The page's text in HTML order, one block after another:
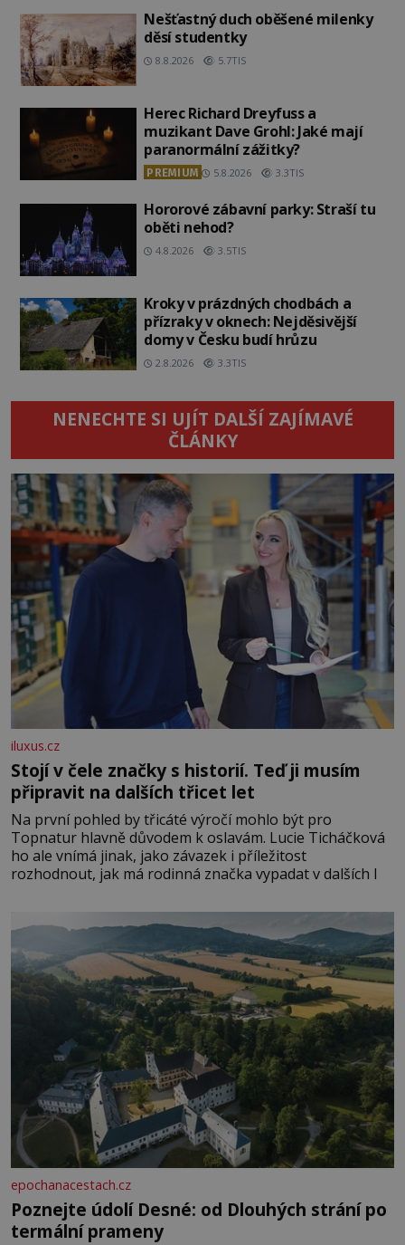
Nešťastný duch oběšené milenky
děsí studentky
8.8.2026 5.7TIS
Herec Richard Dreyfuss a
muzikant Dave Grohl: Jaké mají
paranormální zážitky?
PREMIUM 5.8.2026 3.3TIS
Hororové zábavní parky: Straší tu
oběti nehod?
4.8.2026 3.5TIS
Kroky v prázdných chodbách a
přízraky v oknech: Nejděsivější
domy v Česku budí hrůzu
2.8.2026 3.3TIS
NENECHTE SI UJÍT DALŠÍ ZAJÍMAVÉ
ČLÁNKY
iluxus.cz
Stojí v čele značky s historií. Teď ji musím
připravit na dalších třicet let
Na první pohled by třicáté výročí mohlo být pro
Topnatur hlavně důvodem k oslavám. Lucie Ticháčková
ho ale vnímá jinak, jako závazek i příležitost
rozhodnout, jak má rodinná značka vypadat v dalších l
epochanacestach.cz
Poznejte údolí Desné: od Dlouhých strání po
termální prameny